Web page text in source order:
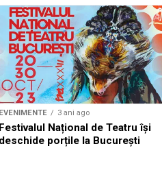
EVENIMENTE 3 ani ago
Festivalul Național de Teatru își
deschide porțile la București